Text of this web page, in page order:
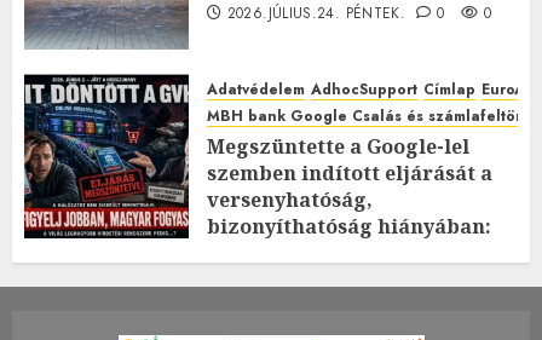
2026.JÚLIUS.24. PÉNTEK. 0 0
Adatvédelem AdhocSupport Címlap
MBH bank Google Csalás és
Megszüntette a Google-lel
szemben indított eljárását a
versenyhatóság,
bizonyíthatóság hiányában:
2026.JÚLIUS.23. CSÜTÖRTÖK.
0